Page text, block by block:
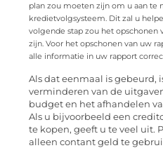
plan zou moeten zijn om u aan te
kredietvolgsysteem. Dit zal u
volgende stap zou het
zijn. Voor het opschonen van uw
alle informatie in uw rapport
Als dat eenmaal is gebeurd,
verminderen van de
budget en het afhandelen
Als u bijvoorbeeld een
te kopen, geeft u te veel uit.
alleen contant geld te